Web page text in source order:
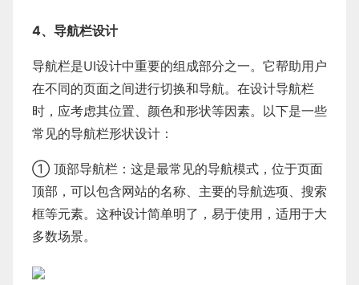
4、导航栏设计
导航栏是UI设计中重要的组成部分之一。它帮助用户
在不同的页面之间进行切换和导航。在设计导航栏
时，应考虑其位置、颜色和形状等因素。以下是一些
常见的导航栏形状设计：
① 顶部导航栏：这是最常见的导航模式，位于页面
顶部，可以包含网站的名称、主要的导航选项、搜索
框等元素。这种设计简单明了，易于使用，适用于大
多数场景。